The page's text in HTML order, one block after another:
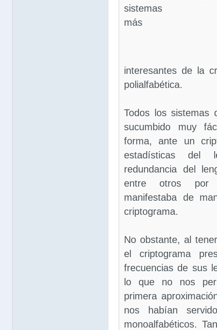
sistemas
más
interesantes de la
polialfabética.
Todos los sistemas
sucumbido muy
forma, ante un
estadísticas del
redundancia del
entre otros por
manifestaba de
criptograma.
No obstante, al
el criptograma
frecuencias de sus
lo que no nos
primera
nos habían
monoalfabéticos.